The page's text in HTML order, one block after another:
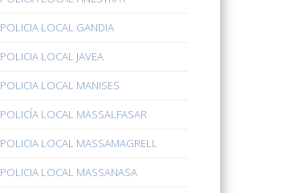
POLICIA LOCAL GANDIA
POLICIA LOCAL JAVEA
POLICIA LOCAL MANISES
POLICÍA LOCAL MASSALFASAR
POLICIA LOCAL MASSAMAGRELL
POLICIA LOCAL MASSANASA